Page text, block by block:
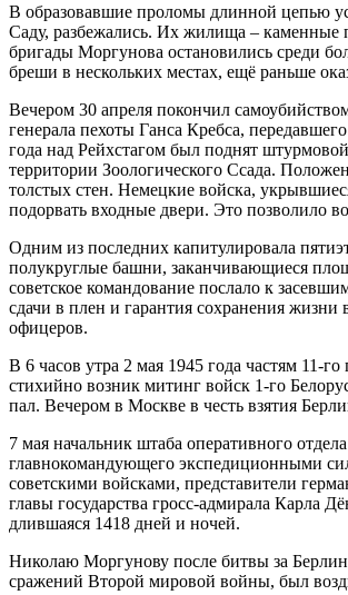
В образовавшие проломы длинной цепью
Саду, разбежались. Их жилища – каменные
бригады Моргунова остановились среди
бреши в нескольких местах, ещё раньше
Вечером 30 апреля покончил
генерала пехоты Ганса Кребса,
года над Рейхстагом был поднят
территории Зоологического Ссада.
толстых стен. Немецкие войска,
подорвать входные двери. Это позволило
Одним из последних капитулировала
полукруглые башни, заканчивающиеся
советское командование послало к
сдачи в плен и гарантия сохранения
офицеров.
В 6 часов утра 2 мая 1945 года частям 11-
стихийно возник митинг войск 1-го
пал. Вечером в Москве в честь взятия
7 мая начальник штаба оперативного
главнокомандующего экспедиционными
советскими войсками, представители
главы государства гросс-адмирала Карла
длившаяся 1418 дней и ночей.
Николаю Моргунову после битвы за
сражений Второй мировой войны, был